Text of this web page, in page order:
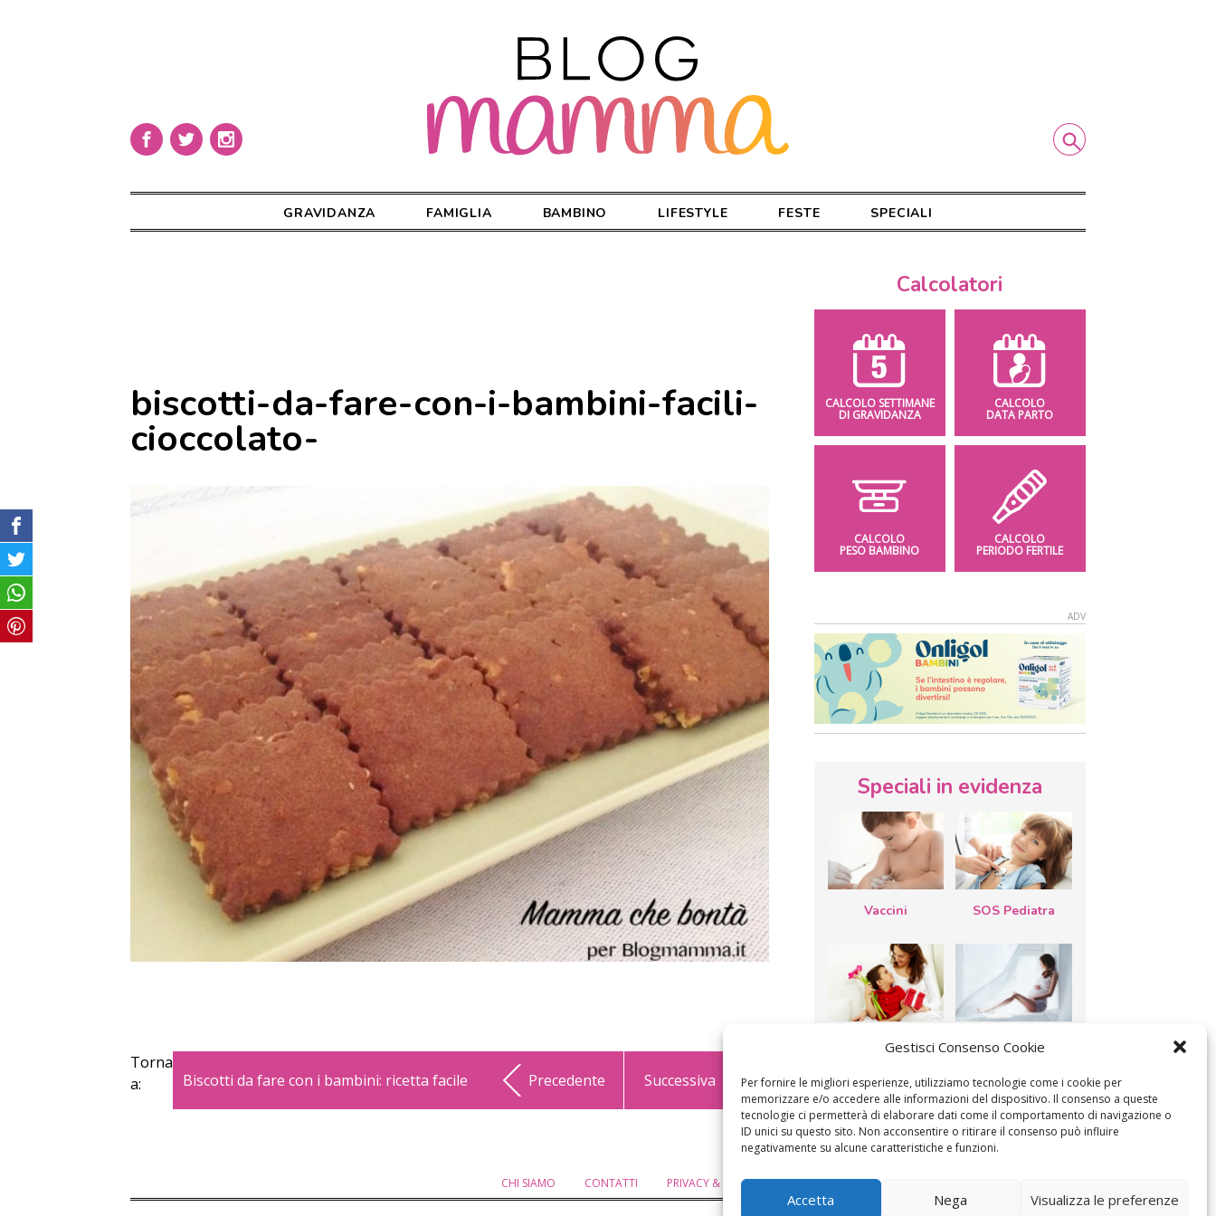
Gestisci Consenso Cookie
Per fornire le migliori esperienze, utilizziamo tecnologie come i cookie per
memorizzare e/o accedere alle informazioni del dispositivo. Il consenso a queste
tecnologie ci permetterà di elaborare dati come il comportamento di navigazione o
ID unici su questo sito. Non acconsentire o ritirare il consenso può influire
negativamente su alcune caratteristiche e funzioni.
Accetta Nega Visualizza le preferenze
GRAVIDANZA FAMIGLIA BAMBINO LIFESTYLE FESTE SPECIALI
biscotti-da-fare-con-i-bambini-facili-
cioccolato-
Torna
a:
Biscotti da fare con i bambini: ricetta facile Precedente Successiva
Calcolatori
CALCOLO SETTIMANE
DI GRAVIDANZA
CALCOLO
DATA PARTO
CALCOLO
PESO BAMBINO
CALCOLO
PERIODO FERTILE
Speciali in evidenza
Vaccini SOS Pediatra
Festa della
mamma: lavoretti,
filastrocche
Le settimane di
gravidanza
CHI SIAMO CONTATTI PRIVACY & COOKIE POLICY MODIFICA IL CONSENSO